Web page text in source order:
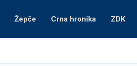
Žepče Crna hronika ZDK